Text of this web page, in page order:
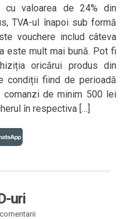
valoarea de 24% din
TVA-ul înapoi sub formă
vouchere includ câteva
este mult mai bună. Pot fi
oricărui produs din
condiții fiind de perioadă
de minim 500 lei
în respectiva […]
uri